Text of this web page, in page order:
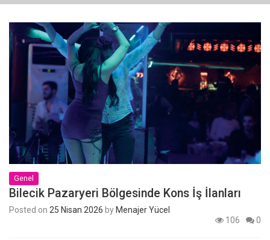
Genel
Bilecik Pazaryeri Bölgesinde Kons İş İlanları
Posted on 25 Nisan 2026 by Menajer Yücel
106
0